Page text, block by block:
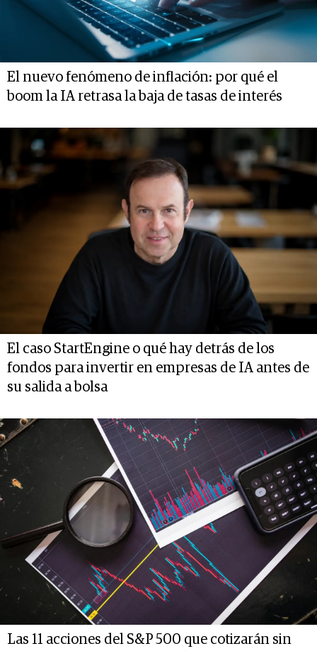
El nuevo fenómeno de inflación: por qué el
boom la IA retrasa la baja de tasas de interés
El caso StartEngine o qué hay detrás de los
fondos para invertir en empresas de IA antes de
su salida a bolsa
Las 11 acciones del S&P 500 que cotizarán sin